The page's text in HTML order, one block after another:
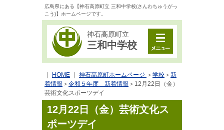
広島県にある【神石高原町立 三和中学校(さんわちゅうがっ
こう)】ホームページです。
神石高原町立
三和中学校
HOME 神石高原町ホームページ ＞ 学校 ＞ 新
着情報 ＞ 令和５年度 新着情報 ＞ 12月22日（金）
芸術文化スポーツデイ
12月22日（金）芸術文化ス
ポーツデイ